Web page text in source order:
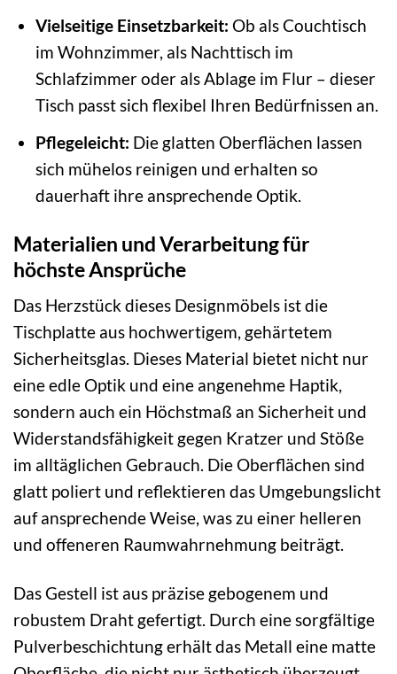
Vielseitige Einsetzbarkeit: Ob als Couchtisch
im Wohnzimmer, als Nachttisch im
Schlafzimmer oder als Ablage im Flur – dieser
Tisch passt sich flexibel Ihren Bedürfnissen an.
Pflegeleicht: Die glatten Oberflächen lassen
sich mühelos reinigen und erhalten so
dauerhaft ihre ansprechende Optik.
Materialien und Verarbeitung für
höchste Ansprüche
Das Herzstück dieses Designmöbels ist die
Tischplatte aus hochwertigem, gehärtetem
Sicherheitsglas. Dieses Material bietet nicht nur
eine edle Optik und eine angenehme Haptik,
sondern auch ein Höchstmaß an Sicherheit und
Widerstandsfähigkeit gegen Kratzer und Stöße
im alltäglichen Gebrauch. Die Oberflächen sind
glatt poliert und reflektieren das Umgebungslicht
auf ansprechende Weise, was zu einer helleren
und offeneren Raumwahrnehmung beiträgt.
Das Gestell ist aus präzise gebogenem und
robustem Draht gefertigt. Durch eine sorgfältige
Pulverbeschichtung erhält das Metall eine matte